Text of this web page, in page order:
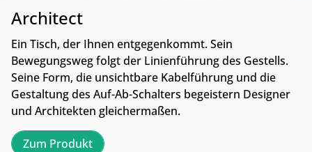
Architect
Ein Tisch, der Ihnen entgegenkommt. Sein
Bewegungsweg folgt der Linienführung des Gestells.
Seine Form, die unsichtbare Kabelführung und die
Gestaltung des Auf-Ab-Schalters begeistern Designer
und Architekten gleichermaßen.
Zum Produkt